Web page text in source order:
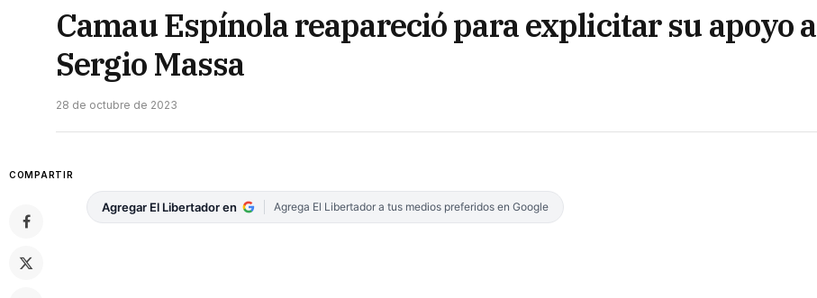
Camau Espínola reapareció para explicitar su apoyo a
Sergio Massa
28 de octubre de 2023
COMPARTIR
Agregar El Libertador en Agrega El Libertador a tus medios preferidos en Google